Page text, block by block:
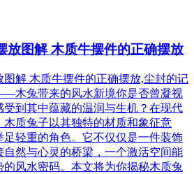
放图解 木质牛摆件的正确摆放
图解 木质牛摆件的正确摆放,尘封的记
木兔带来的风水新境你是否曾凝视
受到其中蕴藏的温润与生机？在现代
木质兔子以其独特的材质和象征意
足轻重的角色。它不仅仅是一件装饰
自然与心灵的桥梁，一个激活空间能
的风水密码。本文将为你揭秘木质兔